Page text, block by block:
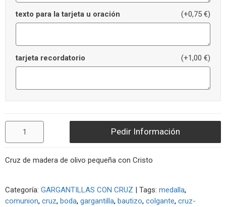
texto para la tarjeta u oración (+0,75 €)
tarjeta recordatorio (+1,00 €)
Pedir Información
Cruz de madera de olivo pequeña con Cristo
Categoría: GARGANTILLAS CON CRUZ | Tags: medalla
comunion cruz boda gargantilla bautizo colgante cruz-